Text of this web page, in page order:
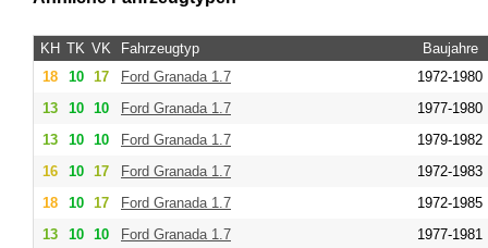
KH TK VK Fahrzeugtyp
Baujahre
18
10 17 Ford Granada 1.7
1972-1980
13
10 10 Ford Granada 1.7
1977-1980
13
10 10 Ford Granada 1.7
1979-1982
16
10 17 Ford Granada 1.7
1972-1983
18
10 17 Ford Granada 1.7
1972-1985
13
10 10 Ford Granada 1.7
1977-1981